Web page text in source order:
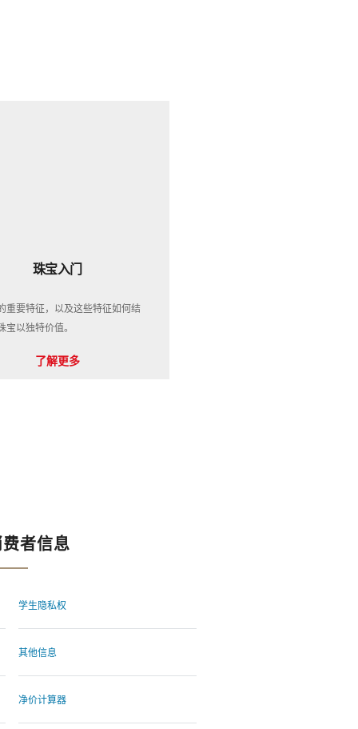
珠宝入门
重要特征，以及这些特征如何结
宝以独特价值。
了解更多
者信息
学生隐私权
其他信息
净价计算器